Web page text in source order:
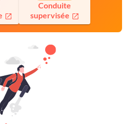
Conduite
supervisée